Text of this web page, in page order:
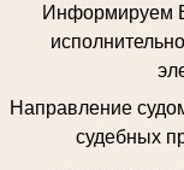
Информируем
Направление
судебных